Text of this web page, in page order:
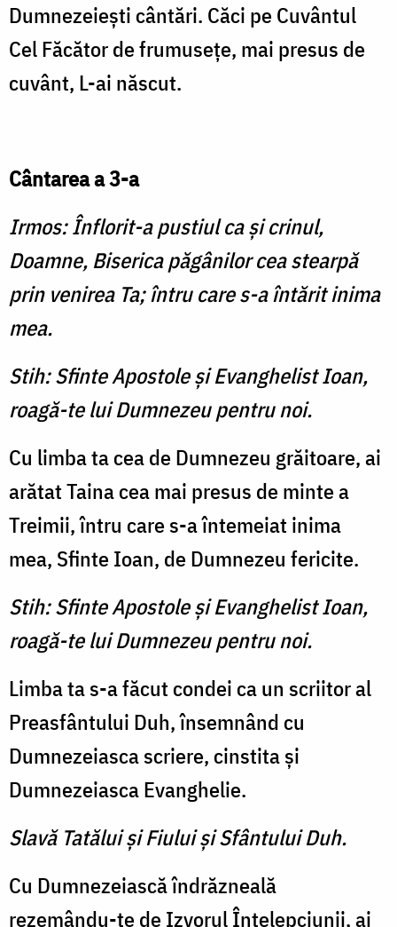
Dumnezeieşti cântări. Căci pe Cuvântul
Cel Făcător de fru­museţe, mai presus de
cuvânt, L-ai născut.
Cântarea a 3-a
Irmos: Înflorit-a pustiul ca şi crinul,
Doamne, Biserica păgânilor cea stearpă
prin venirea Ta; întru care s-a întărit inima
mea.
Stih: Sfinte Apostole şi Evanghelist Ioan,
roagă-te lui Dumnezeu pentru noi.
Cu limba ta cea de Dumnezeu grăitoare, ai
arătat Taina cea mai presus de minte a
Treimii, întru care s-a întemeiat inima
mea, Sfinte Ioan, de Dumnezeu fericite.
Stih: Sfinte Apostole şi Evanghelist Ioan,
roagă-te lui Dumnezeu pentru noi.
Limba ta s-a făcut condei ca un scriitor al
Preasfântului Duh, însemnând cu
Dumnezeiasca scriere, cinstita şi
Dumnezeiasca Evanghelie.
Slavă Tatălui şi Fiului şi Sfântului Duh.
Cu Dumnezeiască îndrăzneală
rezemându-te de Izvorul Înţelepciunii, ai